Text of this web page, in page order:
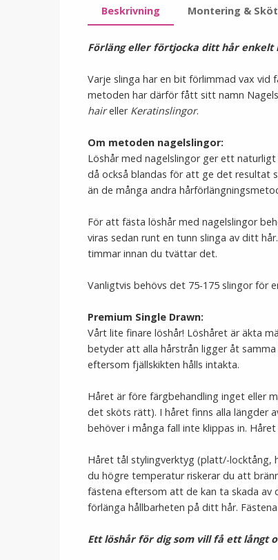
Beskrivning Montering &
Förläng eller förtjocka ditt hår enkelt
Varje slinga har en bit förlimmad vax vid
metoden har därför fått sitt namn
haireller Keratinslingor.
Om metoden nagelslingor:
Löshår med nagelslingor ger ett
då också blandas för att ge det resultat
än de många andra
För att fästa löshår med nagelslingor
viras sedan runt en tunn slinga av ditt
timmar innan du tvättar det.
Vanligtvis behövs det 75-175 slingor för
Premium Single Drawn:
Vårt lite finare löshår! Löshåret är äkta
betyder att alla hårstrån ligger åt
eftersom fjällskikten hålls intakta.
Håret är före färgbehandling inget eller
det sköts rätt). I håret finns alla längder
behöver i många fall inte klippas in.
Håret tål stylingverktyg (platt/-locktång,
du högre temperatur riskerar du att
fästena eftersom att de kan ta skada av
förlänga hållbarheten på ditt hår.
Ett löshår för dig som vill få ett långt